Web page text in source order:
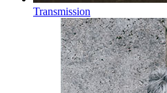
Transmission